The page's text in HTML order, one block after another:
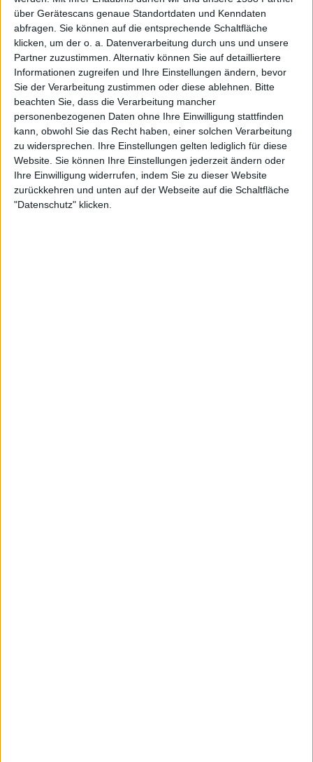
über Gerätescans genaue Standortdaten und Kenndaten
abfragen. Sie können auf die entsprechende Schaltfläche
klicken, um der o. a. Datenverarbeitung durch uns und unsere
Partner zuzustimmen. Alternativ können Sie auf detailliertere
Informationen zugreifen und Ihre Einstellungen ändern, bevor
Sie der Verarbeitung zustimmen oder diese ablehnen.
Bitte
beachten Sie, dass die Verarbeitung mancher
personenbezogenen Daten ohne Ihre Einwilligung stattfinden
kann, obwohl Sie das Recht haben, einer solchen Verarbeitung
zu widersprechen. Ihre Einstellungen gelten lediglich für diese
Website. Sie können Ihre Einstellungen jederzeit ändern oder
Ihre Einwilligung widerrufen, indem Sie zu dieser Website
zurückkehren und unten auf der Webseite auf die Schaltfläche
"Datenschutz" klicken.
Little Lamb“ spielen soll, versteht Chuck keinen Spaß
mehr und schmeißt den Unterricht hin. „Das war OK für
uns“, sagt seine Mutter dazu. „Kurze Zeit nachdem er den
Unterricht verlassen hatte, entdeckte er bei einem
Garagenflohmarkt eine elektrische Gitarre. Er bat mich, sie
ihm zu kaufen und ich schenkte sie ihm. Ich habe schnell
bemerkt, dass das Ding ja auch einen Verstärker braucht!“
Ausgestattet mit seiner ersten E-Gitarre macht Chuck als
Autodidakt weiter und bringt sich das Gitarrespielen
fortan selber bei.